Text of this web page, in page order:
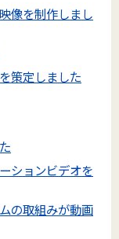
像を制作しまし
策定しました
ションビデオを
の取組みが動画